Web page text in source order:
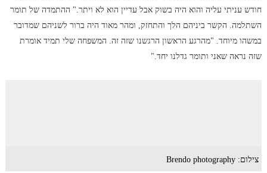
חודש עניתי עליה והוא היה בשוק אבל עדיין הוא לא ויתר." ההתמדה של תומר
השתלמה. הקשר ביניהם הלך והתחזק, ומהר מאוד היה ברור לשניהם שמדובר
במשהו מיוחד. "מהרגע הראשון הרגשנו שזה זה. המשפחה שלי תמיד אומרת
שזה נראה שאני ותומר גדלנו יחד."
צילום: Brendo photography